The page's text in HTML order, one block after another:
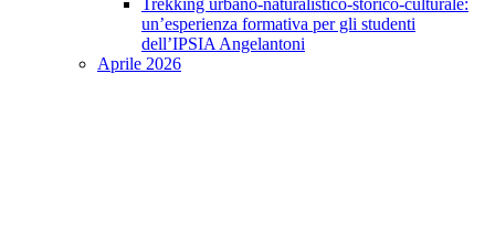
Trekking urbano-naturalistico-storico-culturale:
un’esperienza formativa per gli studenti
dell’IPSIA Angelantoni
Aprile 2026